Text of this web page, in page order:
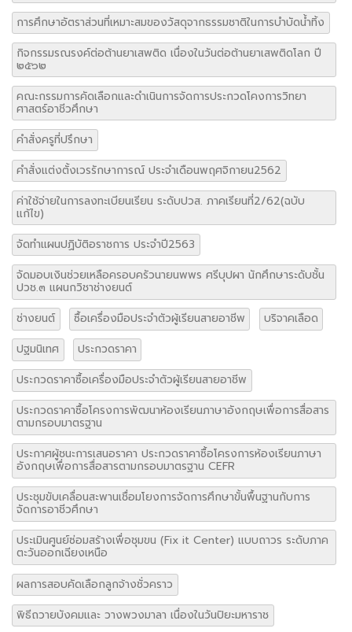
กิจกรรมรณรงค์ต่อต้านยาเสพติด เนื่องในวันต่อต้านยาเสพติดโลก ปี
๒๕๖๒
คณะกรรมการคัดเลือกและดำเนินการจัดการประกวดโคงการวิทยา
ศาสตร์อาชีวศึกษา
คำสั่งครูที่ปรึกษา
คำสั่งแต่งตั้งเวรรักษาการณ์ ประจำเดือนพฤศจิกายน2562
ค่าใช้จ่ายในการลงทะเบียนเรียน ระดับปวส. ภาคเรียนที่2/62(ฉบับ
แก้ไข)
จัดทำแผนปฏิบัติอราชการ ประจำปี2563
จัดมอบเงินช่วยเหลือครอบครัวนายนพพร ศรีบุปผา นักศึกษาระดับชั้น
ปวช.๓ แผนกวิชาช่างยนต์
ช่างยนต์
ซื้อเครื่องมือประจำตัวผู้เรียนสายอาชีพ
บริจาคเลือด
ปฐมนิเทศ
ประกวดราคา
ประกวดราคาซื้อเครื่องมือประจำตัวผู้เรียนสายอาชีพ
ประกวดราคาซื้อโครงการพัฒนาห้องเรียนภาษาอังกฤษเพื่อการสื่อสาร
ตามกรอบมาตรฐาน
ประกาศผู้ชนะการเสนอราคา ประกวดราคาซื้อโครงการห้องเรียนภาษา
อังกฤษเพื่อการสื่อสารตามกรอบมาตรฐาน CEFR
ประชุมขับเคลื่อนสะพานเชื่อมโยงการจัดการศึกษาขั้นพื้นฐานกับการ
จัดการอาชีวศึกษา
ประเมินศูนย์ซ่อมสร้างเพื่อชุมขน (Fix it Center) แบบถาวร ระดับภาค
ตะวันออกเฉียงเหนือ
ผลการสอบคัดเลือกลูกจ้างชั่วคราว
พิธีถวายบังคมและ วางพวงมาลา เนื่องในวันปิยะมหาราช
พิธีถวายเครื่องราชสักการะ วางพานพุ่มทอง พุ่มเงิน และลงนามถวาย
พระพรชัยมงคล